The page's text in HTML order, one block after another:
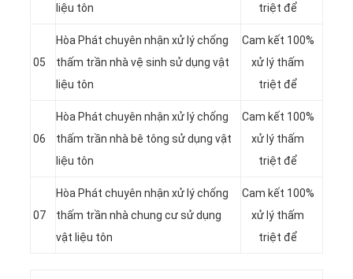
liệu tôn
triệt để
05
Hòa Phát chuyên nhận xử lý chống
thấm trần nhà vệ sinh sử dụng vật
liệu tôn
Cam kết 100%
xử lý thấm
triệt để
06
Hòa Phát chuyên nhận xử lý chống
thấm trần nhà bê tông sử dụng vật
liệu tôn
Cam kết 100%
xử lý thấm
triệt để
07
Hòa Phát chuyên nhận xử lý chống
thấm trần nhà chung cư sử dụng
vật liệu tôn
Cam kết 100%
xử lý thấm
triệt để